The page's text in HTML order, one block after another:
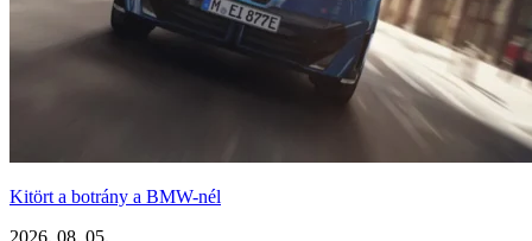
Kitört a botrány a BMW-nél